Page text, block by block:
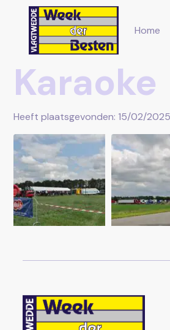
Home
Karaoke
Heeft plaatsgevonden: 15/02/2025